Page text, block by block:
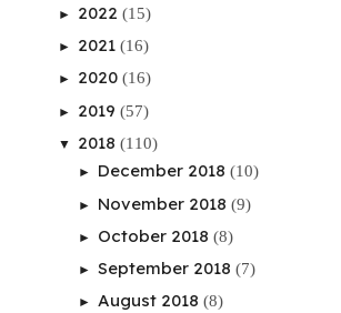
► 2022 (15)
► 2021 (16)
► 2020 (16)
► 2019 (57)
▼ 2018 (110)
► December 2018 (10)
► November 2018 (9)
► October 2018 (8)
► September 2018 (7)
► August 2018 (8)